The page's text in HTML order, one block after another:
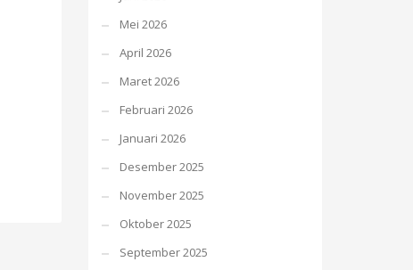
Mei 2026
April 2026
Maret 2026
Februari 2026
Januari 2026
Desember 2025
November 2025
Oktober 2025
September 2025